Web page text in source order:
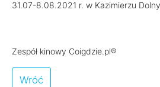
31.07-8.08.2021 r. w Kazimierzu
Zespół kinowy Coigdzie.pl®
Wróć